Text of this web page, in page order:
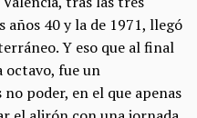
años 40 y la de 1971, llegó
Y eso que al final
octavo, fue un
poder, en el que apenas